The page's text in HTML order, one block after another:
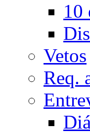
10
Vetos
Req.